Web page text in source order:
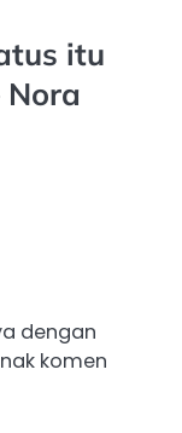
itu
dengan
komen